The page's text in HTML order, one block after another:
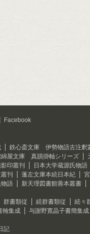
Facebook
鉄心斎文庫 伊勢物語古注釈
綿屋文庫 真蹟掛軸シリーズ
印叢刊
日本大学蔵源氏物語
刊 蓬左文庫本続日本紀
語
新天理図書館善本叢書
群書類従 続群書類従
続々
翰集成
与謝野寛晶子書簡集成
記